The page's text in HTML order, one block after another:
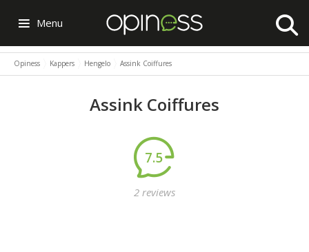
Menu
Opiness Kappers Hengelo Assink Coiffures
Assink Coiffures
7.5
2 reviews